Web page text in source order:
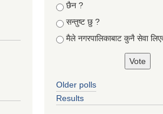
छैन ?
सन्तुष्ट छु ?
मैले नगरपालिकाबाट कुनै सेवा
Older polls
Results